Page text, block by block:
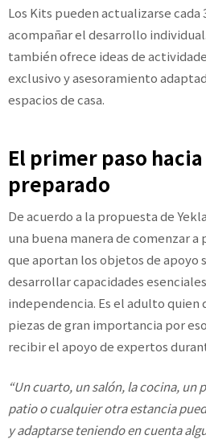
Los Kits pueden actualizarse cada
acompañar el desarrollo
también ofrece ideas de
exclusivo y asesoramiento
espacios de casa.
El primer paso
preparado
De acuerdo a la propuesta de
una buena manera de comenzar
que aportan los objetos de apoyo
desarrollar capacidades
independencia. Es el adulto quien
piezas de gran importancia por
recibir el apoyo de expertos
“Un cuarto, un salón, la cocina, un
patio o cualquier otra estancia
y adaptarse teniendo en cuenta